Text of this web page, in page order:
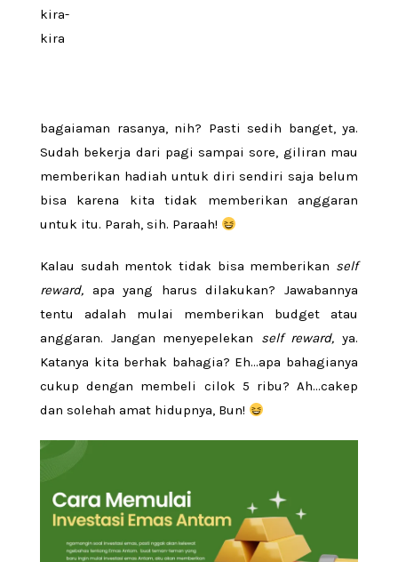
kira-
kira
bagaiaman rasanya, nih? Pasti sedih banget, ya.
Sudah bekerja dari pagi sampai sore, giliran mau
memberikan hadiah untuk diri sendiri saja belum
bisa karena kita tidak memberikan anggaran
untuk itu. Parah, sih. Paraah!
Kalau sudah mentok tidak bisa memberikan self
reward, apa yang harus dilakukan? Jawabannya
tentu adalah mulai memberikan budget atau
anggaran. Jangan menyepelekan self reward,ya.
Katanya kita berhak bahagia? Eh…apa bahagianya
cukup dengan membeli cilok 5 ribu? Ah…cakep
dan solehah amat hidupnya, Bun!